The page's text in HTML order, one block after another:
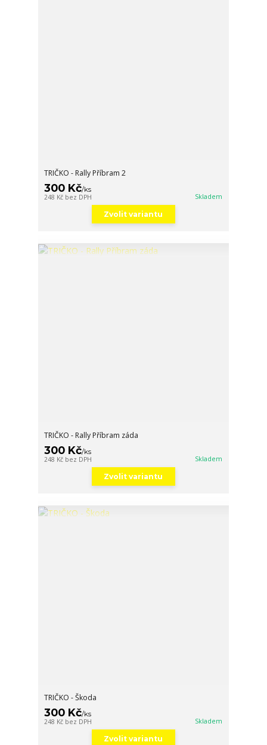
TRIČKO - Rally Příbram 2
300 Kč/ks
248 Kč bez DPH Skladem
Zvolit variantu
TRIČKO - Rally Příbram záda
300 Kč/ks
248 Kč bez DPH Skladem
Zvolit variantu
TRIČKO - Škoda
300 Kč/ks
248 Kč bez DPH Skladem
Zvolit variantu